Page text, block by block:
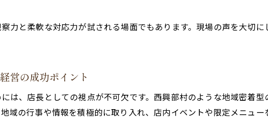
力と柔軟な対応力が試される場面でもあります。現場の声を大切
営の成功ポイント
は、店長としての視点が不可欠です。西興部村のような地域密着
域の行事や情報を積極的に取り入れ、店内イベントや限定メニュ